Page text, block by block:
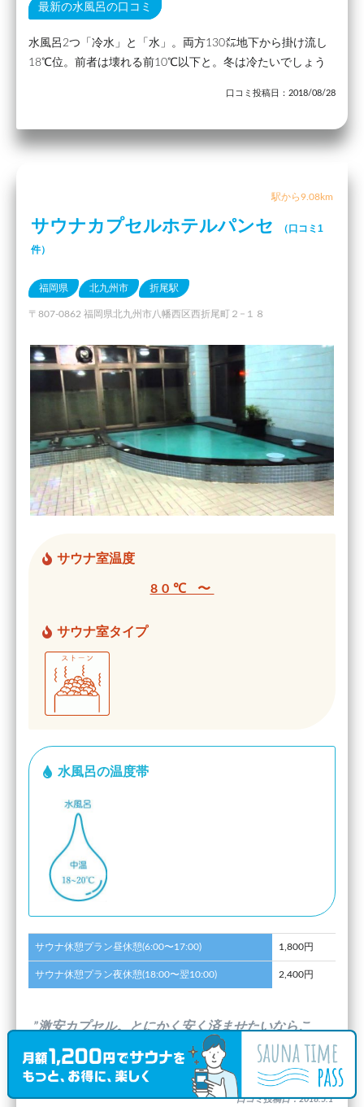
最新の水風呂の口コミ
水風呂2つ「冷水」と「水」。両方130㍍地下から掛け流し
18℃位。前者は壊れる前10℃以下と。冬は冷たいでしょう
口コミ投稿日：2018/08/28
駅から9.08km
サウナカプセルホテルパンセ
（口コミ1
件）
福岡県 北九州市 折尾駅
〒807-0862 福岡県北九州市八幡西区西折尾町２−１８
サウナ室温度
80℃ 〜
サウナ室タイプ
水風呂の温度帯
サウナ休憩プラン昼休憩(6:00〜17:00) 1,800円
サウナ休憩プラン夜休憩(18:00〜翌10:00) 2,400円
”激安カプセル。とにかく安く済ませたいならこ
こ。”
ぷりか さんのキャッチフレーズ)
口コミ投稿日：2018.5.1